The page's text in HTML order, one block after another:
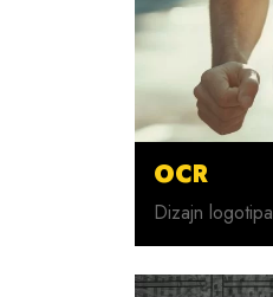
OCR
Dizajn logotipa